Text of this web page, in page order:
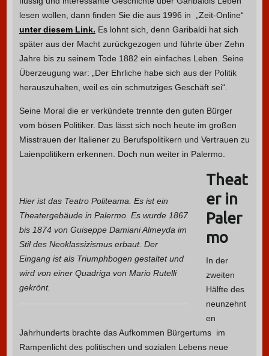
lesen wollen, dann finden Sie die aus 1996 in „Zeit-Online“
unter diesem Link. Es lohnt sich, denn Garibaldi hat sich
später aus der Macht zurückgezogen und führte über Zehn
Jahre bis zu seinem Tode 1882 ein einfaches Leben. Seine
Überzeugung war: „Der Ehrliche habe sich aus der Politik
herauszuhalten, weil es ein schmutziges Geschäft sei“.
Seine Moral die er verkündete trennte den guten Bürger
vom bösen Politiker. Das lässt sich noch heute im großen
Misstrauen der Italiener zu Berufspolitikern und Vertrauen zu
Laienpolitikern erkennen. Doch nun weiter in Palermo.
Hier ist das Teatro Politeama. Es ist ein
Theatergebäude in Palermo. Es wurde 1867
bis 1874 von Guiseppe Damiani Almeyda im
Stil des Neoklassizismus erbaut. Der
Eingang ist als Triumphbogen gestaltet und
wird von einer Quadriga von Mario Rutelli
gekrönt.
Theat
er in
Paler
mo
In der
zweiten
Hälfte des
neunzehnt
en
Jahrhunderts brachte das Aufkommen Bürgertums im
Rampenlicht des politischen und sozialen Lebens neue